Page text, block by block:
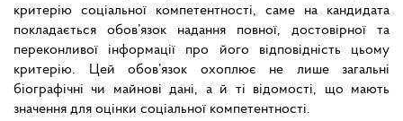
критерію соціальної компетентності, саме на кандидата
покладається обов’язок надання повної, достовірної та
переконливої інформації про його відповідність цьому
критерію. Цей обов’язок охоплює не лише загальні
біографічні чи майнові дані, а й ті відомості, що мають
значення для оцінки соціальної компетентності.